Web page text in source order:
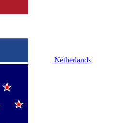
Netherlands